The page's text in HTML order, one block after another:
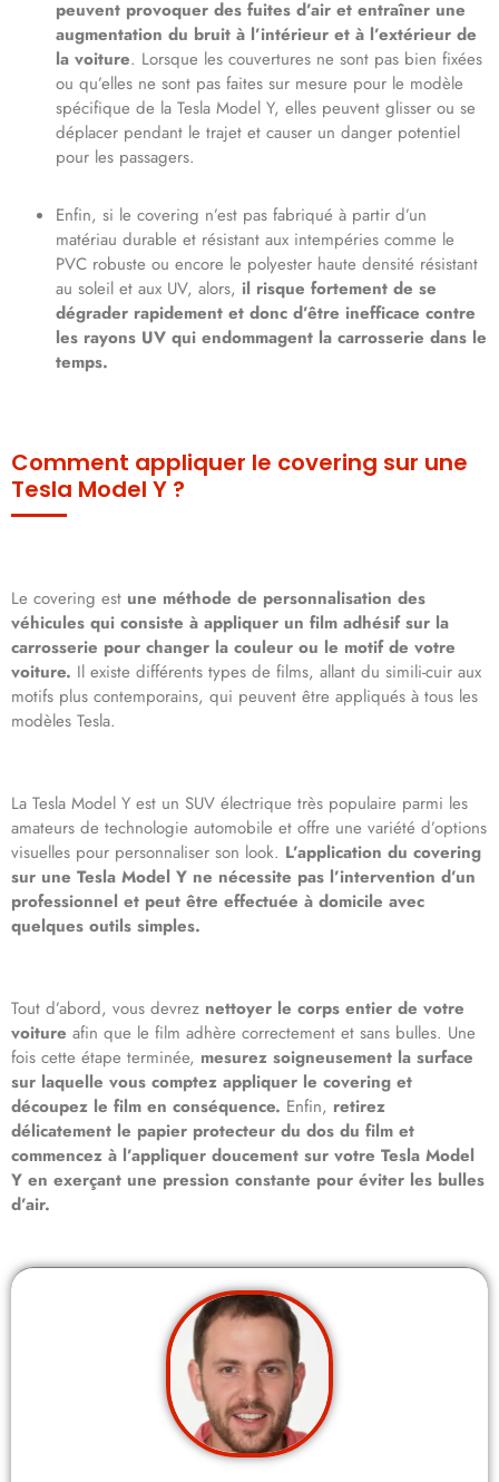
peuvent provoquer des fuites d’air et entraîner une
augmentation du bruit à l’intérieur et à l’extérieur de
la voiture. Lorsque les couvertures ne sont pas bien fixées
ou qu’elles ne sont pas faites sur mesure pour le modèle
spécifique de la Tesla Model Y, elles peuvent glisser ou se
déplacer pendant le trajet et causer un danger potentiel
pour les passagers.
Enfin, si le covering n’est pas fabriqué à partir d’un
matériau durable et résistant aux intempéries comme le
PVC robuste ou encore le polyester haute densité résistant
au soleil et aux UV, alors, il risque fortement de se
dégrader rapidement et donc d’être inefficace contre
les rayons UV qui endommagent la carrosserie dans le
temps.
Comment appliquer le covering sur une
Tesla Model Y ?
Le covering est une méthode de personnalisation des
véhicules qui consiste à appliquer un film adhésif sur la
carrosserie pour changer la couleur ou le motif de votre
voiture. Il existe différents types de films, allant du simili-cuir aux
motifs plus contemporains, qui peuvent être appliqués à tous les
modèles Tesla.
La Tesla Model Y est un SUV électrique très populaire parmi les
amateurs de technologie automobile et offre une variété d’options
visuelles pour personnaliser son look. L’application du covering
sur une Tesla Model Y ne nécessite pas l’intervention d’un
professionnel et peut être effectuée à domicile avec
quelques outils simples.
Tout d’abord, vous devrez nettoyer le corps entier de votre
voiture afin que le film adhère correctement et sans bulles. Une
fois cette étape terminée, mesurez soigneusement la surface
sur laquelle vous comptez appliquer le covering et
découpez le film en conséquence. Enfin, retirez
délicatement le papier protecteur du dos du film et
commencez à l’appliquer doucement sur votre Tesla Model
Y en exerçant une pression constante pour éviter les bulles
d’air.